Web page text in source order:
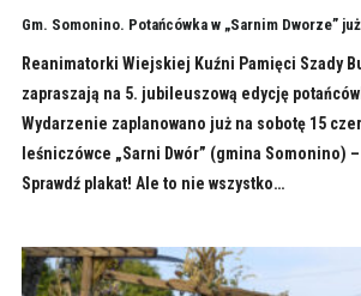
Gm. Somonino. Potańcówka w „Sarnim Dworze”
Reanimatorki Wiejskiej Kuźni Pamięci Szady
zapraszają na 5. jubileuszową edycję
Wydarzenie zaplanowano już na sobotę 15
leśniczówce „Sarni Dwór” (gmina Somonino)
Sprawdź plakat! Ale to nie wszystko…